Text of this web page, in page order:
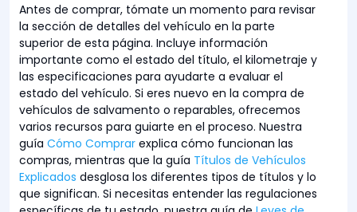
Antes de comprar, tómate un momento para revisar
la sección de detalles del vehículo en la parte
superior de esta página. Incluye información
importante como el estado del título, el kilometraje y
las especificaciones para ayudarte a evaluar el
estado del vehículo. Si eres nuevo en la compra de
vehículos de salvamento o reparables, ofrecemos
varios recursos para guiarte en el proceso. Nuestra
guía Cómo Comprar explica cómo funcionan las
compras, mientras que la guía Títulos de Vehículos
Explicados desglosa los diferentes tipos de títulos y lo
que significan. Si necesitas entender las regulaciones